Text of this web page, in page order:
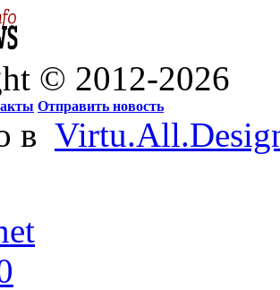
© 2012-2026
Отправить новость
в